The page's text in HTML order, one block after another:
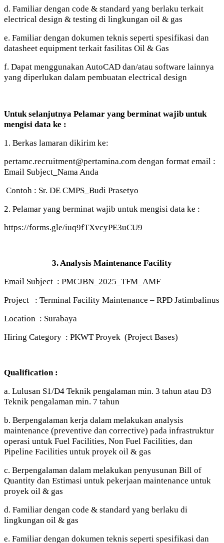
d. Familiar dengan code & standard yang berlaku terkait
electrical design & testing di lingkungan oil & gas
e. Familiar dengan dokumen teknis seperti spesifikasi dan
datasheet equipment terkait fasilitas Oil & Gas
f. Dapat menggunakan AutoCAD dan/atau software lainnya
yang diperlukan dalam pembuatan electrical design
Untuk selanjutnya Pelamar yang berminat wajib untuk
mengisi data ke :
1. Berkas lamaran dikirim ke:
pertamc.recruitment@pertamina.com dengan format email :
Email Subject_Nama Anda
Contoh : Sr. DE CMPS_Budi Prasetyo
2. Pelamar yang berminat wajib untuk mengisi data ke :
https://forms.gle/iuq9fTXvcyPE3uCU9
3. Analysis Maintenance Facility
Email Subject : PMCJBN_2025_TFM_AMF
Project : Terminal Facility Maintenance – RPD Jatimbalinus
Location : Surabaya
Hiring Category : PKWT Proyek (Project Bases)
Qualification :
a. Lulusan S1/D4 Teknik pengalaman min. 3 tahun atau D3
Teknik pengalaman min. 7 tahun
b. Berpengalaman kerja dalam melakukan analysis
maintenance (preventive dan corrective) pada infrastruktur
operasi untuk Fuel Facilities, Non Fuel Facilities, dan
Pipeline Facilities untuk proyek oil & gas
c. Berpengalaman dalam melakukan penyusunan Bill of
Quantity dan Estimasi untuk pekerjaan maintenance untuk
proyek oil & gas
d. Familiar dengan code & standard yang berlaku di
lingkungan oil & gas
e. Familiar dengan dokumen teknis seperti spesifikasi dan